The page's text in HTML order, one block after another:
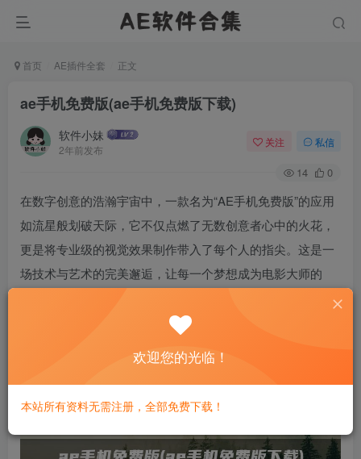
首页 AE插件全套 正文
ae手机免费版(ae手机免费版下载)
软件小妹
2年前发布
关注 私信
14 0
在数字创意的浩瀚宇宙中，一款名为“AE手机免费版”的应用
如流星般划破天际，它不仅点燃了无数创意者心中的火花，
更是将专业级的视觉效果制作带入了每个人的指尖。这是一
场技术与艺术的完美邂逅，让每一个梦想成为电影大师的
你，无需昂贵的设备和复杂的软件，就能在手机上自由挥洒
欢迎您的光临！
本站所有资料无需注册，全部免费下载！